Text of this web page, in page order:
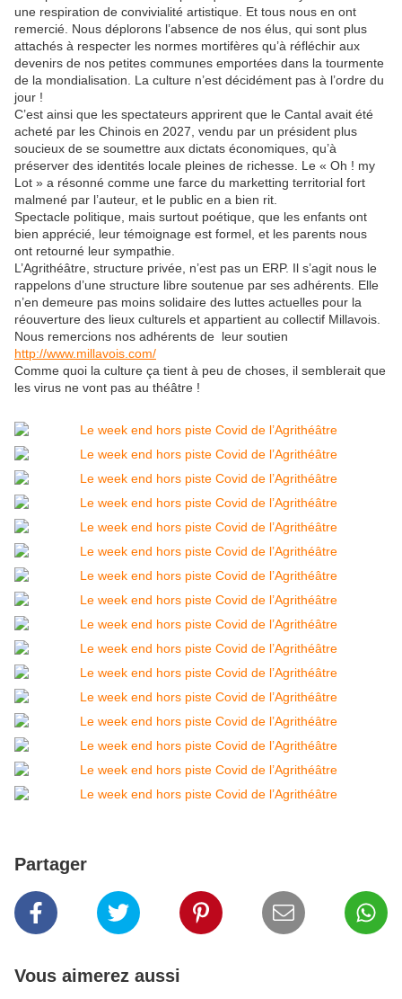
une respiration de convivialité artistique. Et tous nous en ont
remercié. Nous déplorons l’absence de nos élus, qui sont plus
attachés à respecter les normes mortifères qu’à réfléchir aux
devenirs de nos petites communes emportées dans la tourmente
de la mondialisation. La culture n’est décidément pas à l’ordre du
jour !
C’est ainsi que les spectateurs apprirent que le Cantal avait été
acheté par les Chinois en 2027, vendu par un président plus
soucieux de se soumettre aux dictats économiques, qu’à
préserver des identités locale pleines de richesse. Le « Oh ! my
Lot » a résonné comme une farce du marketting territorial fort
malmené par l’auteur, et le public en a bien rit.
Spectacle politique, mais surtout poétique, que les enfants ont
bien apprécié, leur témoignage est formel, et les parents nous
ont retourné leur sympathie.
L’Agrithéâtre, structure privée, n’est pas un ERP. Il s’agit nous le
rappelons d’une structure libre soutenue par ses adhérents. Elle
n’en demeure pas moins solidaire des luttes actuelles pour la
réouverture des lieux culturels et appartient au collectif Millavois.
Nous remercions nos adhérents de leur soutien
http://www.millavois.com/
Comme quoi la culture ça tient à peu de choses, il semblerait que
les virus ne vont pas au théâtre !
Partager
Vous aimerez aussi